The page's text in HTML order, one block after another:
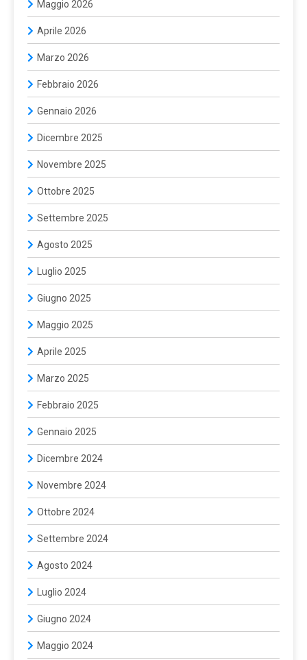
Maggio 2026
Aprile 2026
Marzo 2026
Febbraio 2026
Gennaio 2026
Dicembre 2025
Novembre 2025
Ottobre 2025
Settembre 2025
Agosto 2025
Luglio 2025
Giugno 2025
Maggio 2025
Aprile 2025
Marzo 2025
Febbraio 2025
Gennaio 2025
Dicembre 2024
Novembre 2024
Ottobre 2024
Settembre 2024
Agosto 2024
Luglio 2024
Giugno 2024
Maggio 2024